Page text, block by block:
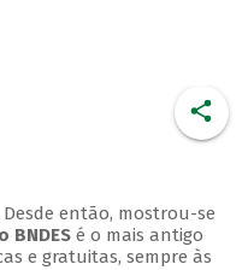
então, mostrou-se
BNDESé o mais antigo
e gratuitas, sempre às